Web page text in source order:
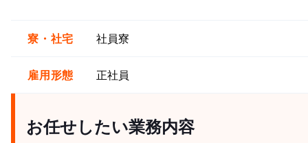
寮・社宅 社員寮
雇用形態 正社員
お任せしたい業務内容